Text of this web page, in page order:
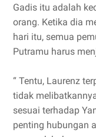
Gadis itu adalah
orang. Ketika dia
hari itu, semua
Putramu harus
“ Tentu, Laurenz
tidak
sesuai terhadap
penting hubungan